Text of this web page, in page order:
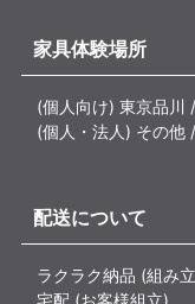
家具体験場所
(個人向け) 東京品川
(個人・法人) その他
配送について
ラクラク納品 (組み